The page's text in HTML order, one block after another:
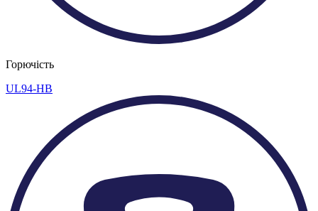
Горючість
UL94-HB